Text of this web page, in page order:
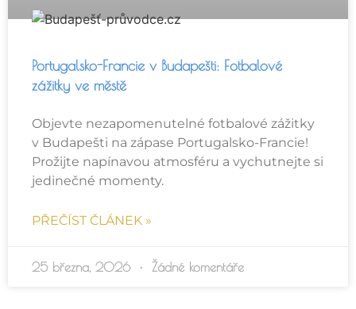
Portugalsko-Francie v Budapešti: Fotbalové
zážitky ve městě
Objevte nezapomenutelné fotbalové zážitky
v Budapešti na zápase Portugalsko-Francie!
Prožijte napínavou atmosféru a vychutnejte si
jedinečné momenty.
PŘEČÍST ČLÁNEK »
25 března, 2026 Žádné komentáře